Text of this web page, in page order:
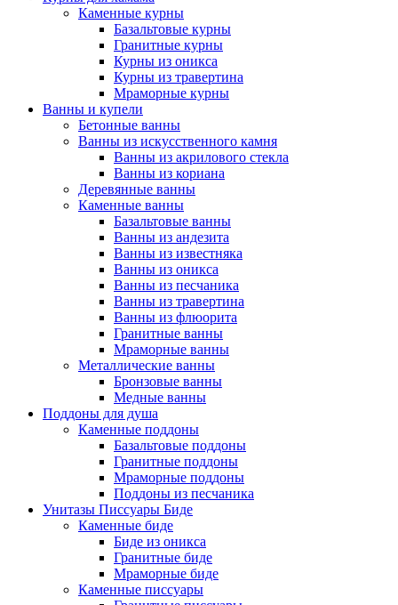
Каменные курны
Базальтовые курны
Гранитные курны
Курны из оникса
Курны из травертина
Мраморные курны
Ванны и купели
Бетонные ванны
Ванны из искусственного камня
Ванны из акрилового стекла
Ванны из кориана
Деревянные ванны
Каменные ванны
Базальтовые ванны
Ванны из андезита
Ванны из известняка
Ванны из оникса
Ванны из песчаника
Ванны из травертина
Ванны из флюорита
Гранитные ванны
Мраморные ванны
Металлические ванны
Бронзовые ванны
Медные ванны
Поддоны для душа
Каменные поддоны
Базальтовые поддоны
Гранитные поддоны
Мраморные поддоны
Поддоны из песчаника
Унитазы Писсуары Биде
Каменные биде
Биде из оникса
Гранитные биде
Мраморные биде
Каменные писсуары